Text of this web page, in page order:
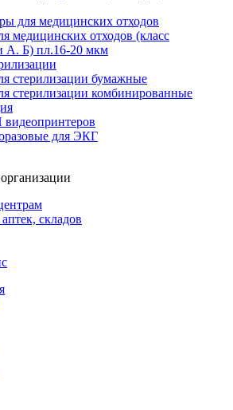
для медицинских отходов
медицинских отходов (класс
А. Б) пл.16-20 мкм
стерилизации бумажные
стерилизации комбинированные
для ЭКГ
складов